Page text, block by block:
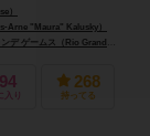
）
Arne "Maura" Kalusky）
ゲームス（Rio Grande Games）
94
入り
268
持ってる